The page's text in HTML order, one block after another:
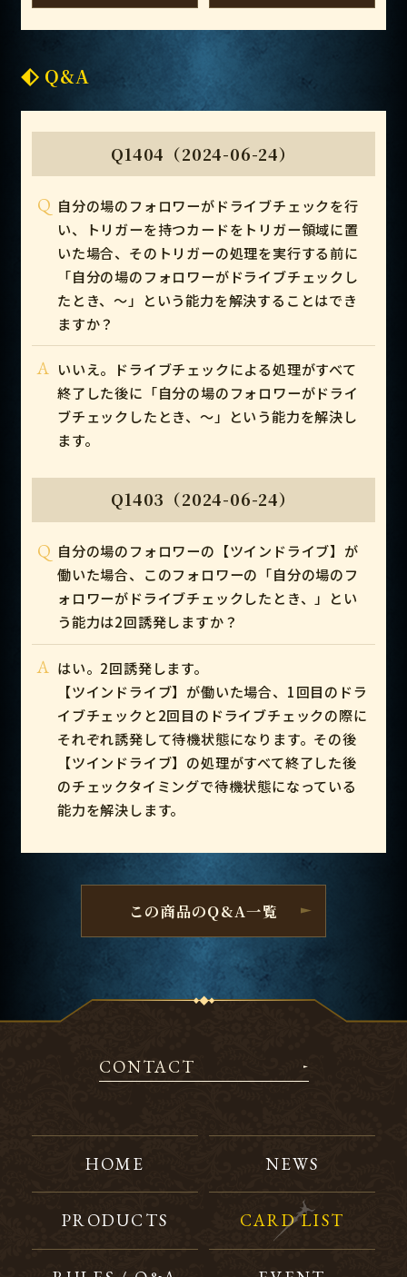
Q&A
Q1404（2024-06-24）
Q 自分の場のフォロワーがドライブチェックを行
い、トリガーを持つカードをトリガー領域に置
いた場合、そのトリガーの処理を実行する前に
「自分の場のフォロワーがドライブチェックし
たとき、～」という能力を解決することはでき
ますか？
A いいえ。ドライブチェックによる処理がすべて
終了した後に「自分の場のフォロワーがドライ
ブチェックしたとき、～」という能力を解決し
ます。
Q1403（2024-06-24）
Q 自分の場のフォロワーの【ツインドライブ】が
働いた場合、このフォロワーの「自分の場のフ
ォロワーがドライブチェックしたとき、」とい
う能力は2回誘発しますか？
A はい。2回誘発します。
【ツインドライブ】が働いた場合、1回目のドラ
イブチェックと2回目のドライブチェックの際に
それぞれ誘発して待機状態になります。その後
【ツインドライブ】の処理がすべて終了した後
のチェックタイミングで待機状態になっている
能力を解決します。
この商品のQ&A一覧
CONTACT
HOME NEWS
PRODUCTS CARD LIST